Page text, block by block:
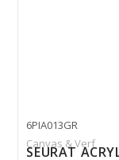
6PIA013GR
Canvas & Verf
SEURAT